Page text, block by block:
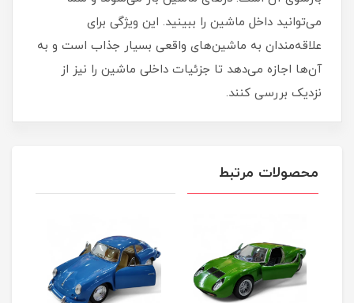
می‌توانید داخل ماشین را ببینید. این ویژگی برای
علاقه‌مندان به ماشین‌های واقعی بسیار جذاب است و به
آن‌ها اجازه می‌دهد تا جزئیات داخلی ماشین را نیز از
نزدیک بررسی کنند.
محصولات مرتبط